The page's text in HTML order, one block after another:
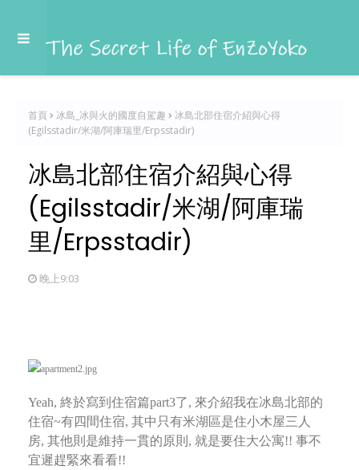
首頁 冰島_冰與火的國度自駕趣
冰島北部住宿介紹與心得
(Egilsstadir/米湖/阿庫瑞里/Erpsstadir)
冰島北部住宿介紹與心得
(Egilsstadir/米湖/阿庫瑞
里/Erpsstadir)
晚上9:03
Yeah, 終於寫到住宿篇part3了, 來介紹我在冰島北部的
住宿~有四間住宿, 其中只有米湖區是住小木屋三人
房, 其他則是維持一貫的原則, 就是要住大公寓!! 事不
宜遲趕緊來看看!!